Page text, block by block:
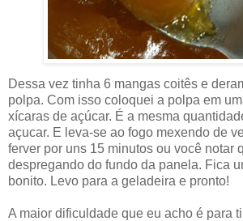
Dessa vez tinha 6 mangas coitês e
polpa. Com isso coloquei a polpa em
xícaras de açúcar. É a mesma
açucar. E leva-se ao fogo mexendo de
ferver por uns 15 minutos ou você notar
despregando do fundo da panela. Fica
bonito. Levo para a geladeira e pronto!
A maior dificuldade que eu acho é para